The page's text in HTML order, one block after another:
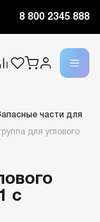
8 800 2345 888
части для
для углового
с